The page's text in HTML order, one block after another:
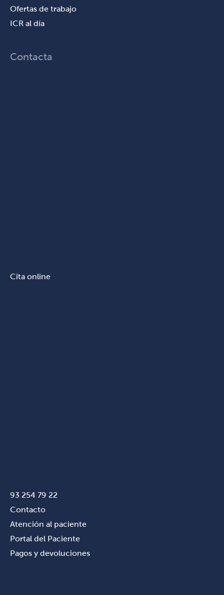
Ofertas de trabajo
ICR al día
Contacta
Cita online
93 254 79 22
Contacto
Atención al paciente
Portal del Paciente
Pagos y devoluciones